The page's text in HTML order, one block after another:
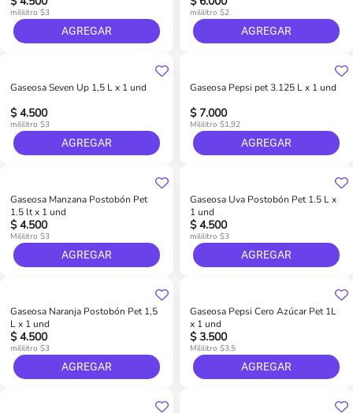
mililitro $3
AGREGAR
mililitro $2
AGREGAR
Gaseosa Seven Up 1,5 L x 1 und
$ 4.500
mililitro $3
AGREGAR
Gaseosa Pepsi pet 3.125 L x 1 und
$ 7.000
Mililitro $1,92
AGREGAR
Gaseosa Manzana Postobón Pet
1.5 lt x 1 und
$ 4.500
Mililitro $3
AGREGAR
Gaseosa Uva Postobón Pet 1.5 L x
1 und
$ 4.500
mililitro $3
AGREGAR
Gaseosa Naranja Postobón Pet 1,5
L x 1 und
$ 4.500
mililitro $3
AGREGAR
Gaseosa Pepsi Cero Azúcar Pet 1L
x 1 und
$ 3.500
Mililitro $3,5
AGREGAR